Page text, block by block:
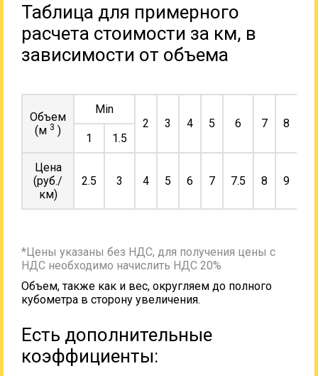
Таблица для примерного
расчета стоимости за км, в
зависимости от объема
Объем
(м 3 )
Min
2
3 4 5 6 7 8
1
1.5
Цена
(руб./
км)
2.5 3 4 5 6 7 7.5 8 9
*Цены указаны без НДС, для получения цены с
НДС необходимо начислить НДС 20%
Объем, также как и вес, округляем до полного
кубометра в сторону увеличения.
Есть дополнительные
коэффициенты: